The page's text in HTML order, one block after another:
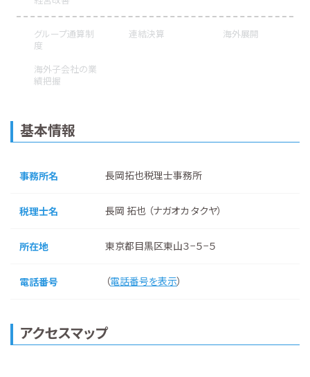
グループ通算制
度
連結決算 海外展開
海外子会社の業
績把握
基本情報
事務所名 長岡拓也税理士事務所
税理士名 長岡 拓也 （ナガオカ タクヤ）
所在地 東京都目黒区東山３−５−５
電話番号 （電話番号を表示）
アクセスマップ